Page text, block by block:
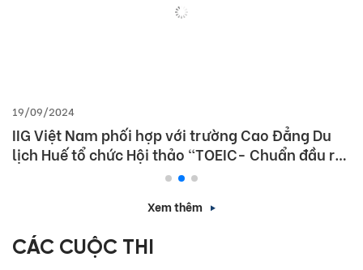
19/09/2024
IIG Việt Nam phối hợp với trường Cao Đẳng Du
lịch Huế tổ chức Hội thảo “TOEIC- Chuẩn đầu ra
tiếng Anh- Bí Quyết chinh phục nhà tuyển dụng”
Xem thêm
CÁC CUỘC THI